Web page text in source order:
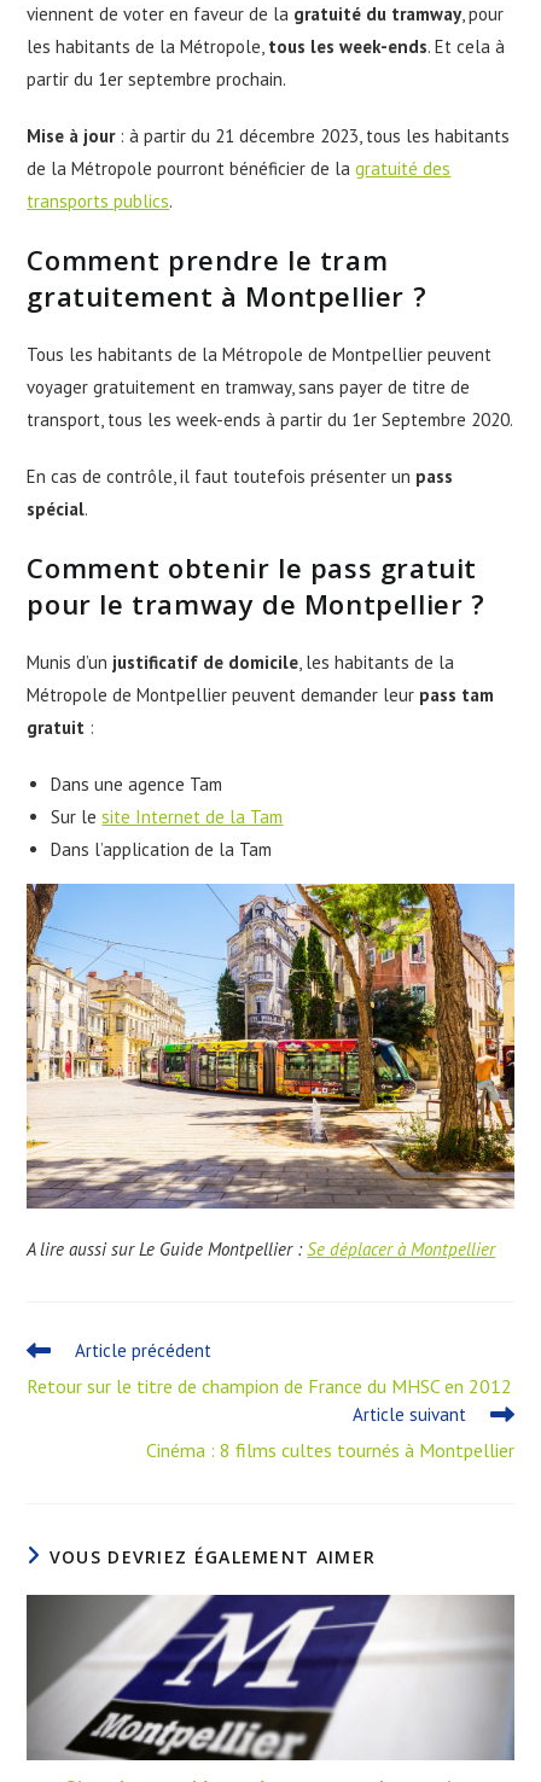
viennent de voter en faveur de la gratuité du tramway, pour
les habitants de la Métropole, tous les week-ends. Et cela à
partir du 1er septembre prochain.
Mise à jour: à partir du 21 décembre 2023, tous les habitants
de la Métropole pourront bénéficier de lagratuité des
transports publics.
Comment prendre le tram
gratuitement à Montpellier ?
Tous les habitants de la Métropole de Montpellier peuvent
voyager gratuitement en tramway, sans payer de titre de
transport, tous les week-ends à partir du 1er Septembre 2020.
En cas de contrôle, il faut toutefois présenter un pass
spécial.
Comment obtenir le pass gratuit
pour le tramway de Montpellier ?
Munis d’un justificatif de domicile , les habitants de la
Métropole de Montpellier peuvent demander leur pass tam
gratuit :
Dans une agence Tam
Sur lesite Internet de la Tam
Dans l’application de la Tam
A lire aussi sur Le Guide Montpellier :Se déplacer à Montpellier
Article précédent
Retour sur le titre de champion de France du MHSC en 2012
Article suivant
Cinéma : 8 films cultes tournés à Montpellier
VOUS DEVRIEZ ÉGALEMENT AIMER